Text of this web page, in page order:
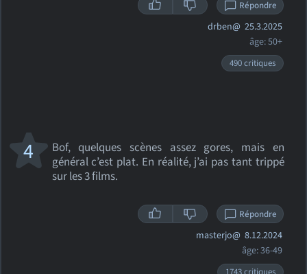
Répondre
drben@ 25.3.2025
âge: 50+
490 critiques
Bof, quelques scènes assez gores, mais en
général c’est plat. En réalité, j’ai pas tant trippé
sur les 3 films.
4
Répondre
masterjo@ 8.12.2024
âge: 36-49